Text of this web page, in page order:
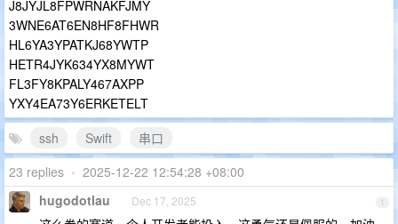
J8JYJL8FPWRNAKFJMY
3WNE6AT6EN8HF8FHWR
HL6YA3YPATKJ68YWTP
HETR4JYK634YX8MYWT
FL3FY8KPALY467AXPP
YXY4EA73Y6ERKETELT
ssh
Swift
串口
23 replies • 2025-12-22 12:54:28 +08:00
1
hugodotlau Dec 17, 2025